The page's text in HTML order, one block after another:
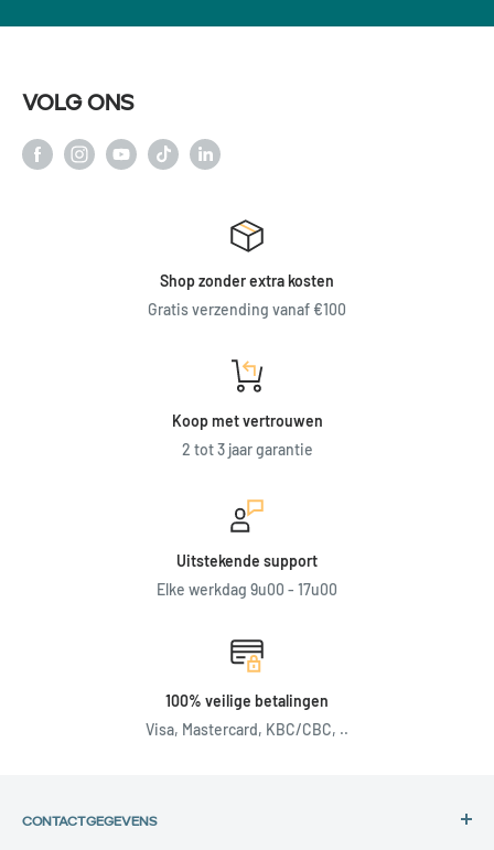
Volg ons
Shop zonder extra kosten
Gratis verzending vanaf €100
Koop met vertrouwen
2 tot 3 jaar garantie
Uitstekende support
Elke werkdag 9u00 - 17u00
100% veilige betalingen
Visa, Mastercard, KBC/CBC, ..
CONTACTGEGEVENS